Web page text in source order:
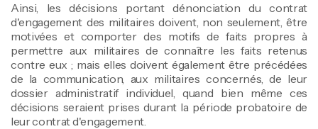
Ainsi, les décisions portant dénonciation du contrat
d'engagement des militaires doivent, non seulement, être
motivées et comporter des motifs de faits propres à
permettre aux militaires de connaître les faits retenus
contre eux ; mais elles doivent également être précédées
de la communication, aux militaires concernés, de leur
dossier administratif individuel, quand bien même ces
décisions seraient prises durant la période probatoire de
leur contrat d'engagement.